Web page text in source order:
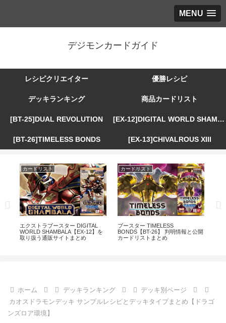
MENU
デジモンカードガイド
レシピクリエイター 優勝レシピ
デッキランキング 商品カードリスト
[BT-25]DUAL REVOLUTION [EX-12]DIGITAL WORLD SHAMBALA
[BT-26]TIMELESS BONDS [EX-13]CHIVALROUS XIII
カードリスト
エクストラブースター DIGITAL
WORLD SHAMBALA【EX-12】を
取り扱う通販サイトまとめ
カードリスト
ブースター TIMELESS
BONDS【BT-26】 判明情報と公開
カードリストまとめ
ホーム デッキランキング
デッキ別ページ
カオスドラモンデッキ サンプルレシピとデッキタイプまとめ【ドラゴ
ンズロア環境】